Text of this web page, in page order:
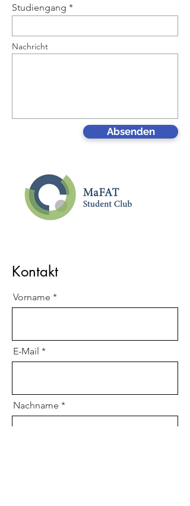
Studiengang
Nachricht
Absenden
Kontakt
Vorname
E-Mail
Nachname